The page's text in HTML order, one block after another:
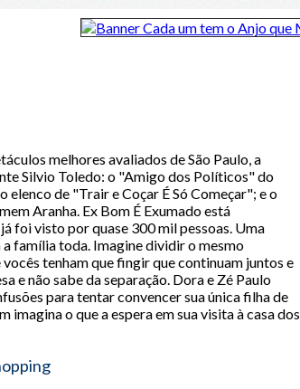
melhores avaliados de São Paulo, a
Silvio Toledo: o "Amigo dos Políticos" do
de "Trair e Coçar É Só Começar"; e o
Aranha. Ex Bom É Exumado está
foi visto por quase 300 mil pessoas. Uma
família toda. Imagine dividir o mesmo
tenham que fingir que continuam juntos e
e não sabe da separação. Dora e Zé Paulo
para tentar convencer sua única filha de
imagina o que a espera em sua visita à casa dos